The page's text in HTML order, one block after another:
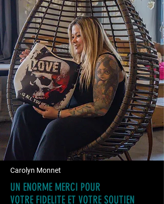
Carolyn Monnet
UN ENORME MERCI POUR
VOTRE FIDELITE ET VOTRE SOUTIEN